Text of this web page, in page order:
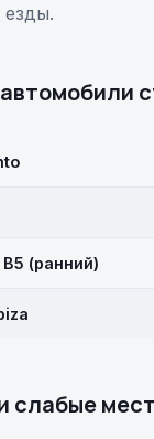
езды.
(ранний)
слабые